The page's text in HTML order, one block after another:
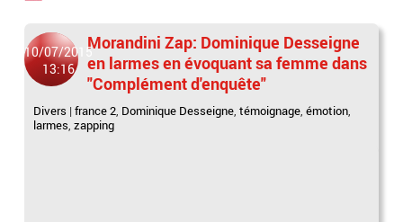
10/07/2015
13:16
Morandini Zap: Dominique Desseigne
en larmes en évoquant sa femme dans
"Complément d'enquête"
Divers |france 2, Dominique Desseigne,témoignage,émotion,
larmes,zapping